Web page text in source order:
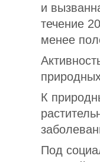
и
течение
менее
К
Под